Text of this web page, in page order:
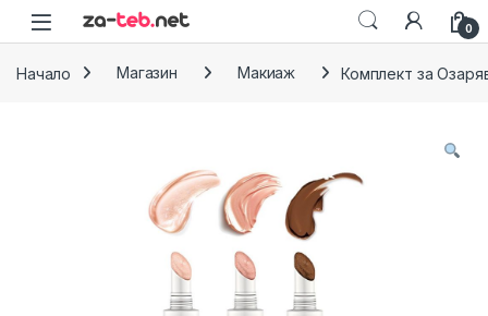
Skip to navigation
Skip to content
0
Начало Магазин Макиаж Комплект за